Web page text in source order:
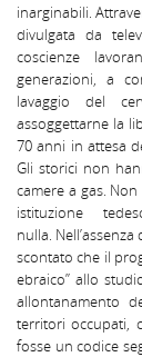
inarginabili.
divulgata da
coscienze
generazioni, a
lavaggio del
assoggettarne la
70 anni in attesa
Gli storici non
camere a gas.
istituzione
nulla.
scontato che il
ebraico” allo
allontanamento
territori occupati,
fosse un codice